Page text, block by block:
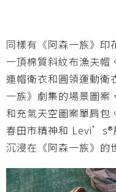
同樣有《阿森一族》印
一頂棉質斜紋布漁夫帽
連帽衛衣和圓領運動衛
一族》劇集的場景圖案
和充氣天空圖案單肩包
春田市精神和 Levi’s®
沉浸在《阿森一族》的